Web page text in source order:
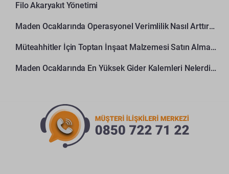
Filo Akaryakıt Yönetimi
Maden Ocaklarında Operasyonel Verimlilik Nasıl Arttırılır?
Müteahhitler İçin Toptan İnşaat Malzemesi Satın Alma Rehberi
Maden Ocaklarında En Yüksek Gider Kalemleri Nelerdir?